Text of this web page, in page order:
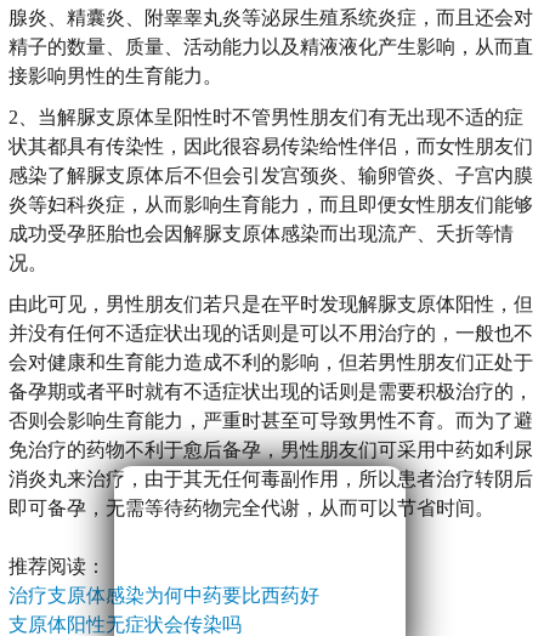
腺炎、精囊炎、附睾睾丸炎等泌尿生殖系统炎症，而且还会对
精子的数量、质量、活动能力以及精液液化产生影响，从而直
接影响男性的生育能力。
2、当解脲支原体呈阳性时不管男性朋友们有无出现不适的症
状其都具有传染性，因此很容易传染给性伴侣，而女性朋友们
感染了解脲支原体后不但会引发宫颈炎、输卵管炎、子宫内膜
炎等妇科炎症，从而影响生育能力，而且即便女性朋友们能够
成功受孕胚胎也会因解脲支原体感染而出现流产、夭折等情
况。
由此可见，男性朋友们若只是在平时发现解脲支原体阳性，但
并没有任何不适症状出现的话则是可以不用治疗的，一般也不
会对健康和生育能力造成不利的影响，但若男性朋友们正处于
备孕期或者平时就有不适症状出现的话则是需要积极治疗的，
否则会影响生育能力，严重时甚至可导致男性不育。而为了避
免治疗的药物不利于愈后备孕，男性朋友们可采用中药如利尿
消炎丸来治疗，由于其无任何毒副作用，所以患者治疗转阴后
即可备孕，无需等待药物完全代谢，从而可以节省时间。
推荐阅读：
治疗支原体感染为何中药要比西药好
支原体阳性无症状会传染吗